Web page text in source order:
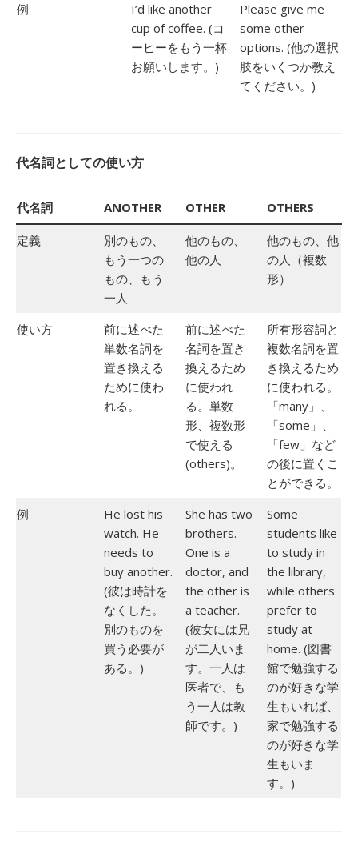
例
I’d like another
cup of coffee. (コ
ーヒーをもう一杯
お願いします。)
Please give me
some other
options. (他の選択
肢をいくつか教え
てください。)
代名詞としての使い方
代名詞 ANOTHER OTHER OTHERS
定義
別のもの、
もう一つの
もの、もう
一人
他のもの、
他の人
他のもの、他
の人（複数
形）
使い方
前に述べた
単数名詞を
置き換える
ために使わ
れる。
前に述べた
名詞を置き
換えるため
に使われ
る。単数
形、複数形
で使える
(others)。
所有形容詞と
複数名詞を置
き換えるため
に使われる。
「many」、
「some」、
「few」など
の後に置くこ
とができる。
例
He lost his
watch. He
needs to
buy another.
(彼は時計を
なくした。
別のものを
買う必要が
ある。)
She has two
brothers.
One is a
doctor, and
the other is
a teacher.
(彼女には兄
が二人いま
す。一人は
医者で、も
う一人は教
師です。)
Some
students like
to study in
the library,
while others
prefer to
study at
home. (図書
館で勉強する
のが好きな学
生もいれば、
家で勉強する
のが好きな学
生もいま
す。)